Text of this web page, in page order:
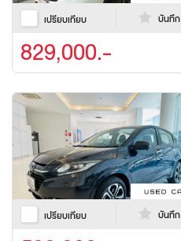
เปรียบเทียบ บันทึก
829,000.-
เปรียบเทียบ บันทึก